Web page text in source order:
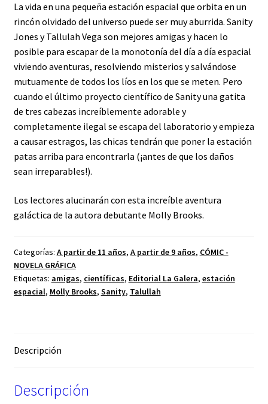
La vida en una pequeña estación espacial que orbita en un
rincón olvidado del universo puede ser muy aburrida. Sanity
Jones y Tallulah Vega son mejores amigas y hacen lo
posible para escapar de la monotonía del día a día espacial
viviendo aventuras, resolviendo misterios y salvándose
mutuamente de todos los líos en los que se meten. Pero
cuando el último proyecto científico de Sanity ­una gatita
de tres cabezas increíblemente adorable y
completamente ilegal­ se escapa del laboratorio y empieza
a causar estragos, las chicas tendrán que poner la estación
patas arriba para encontrarla (¡antes de que los daños
sean irreparables!).
Los lectores alucinarán con esta increíble aventura
galáctica de la autora debutante Molly Brooks.
Categorías: A partir de 11 años, A partir de 9 años, CÓMIC -
NOVELA GRÁFICA
Etiquetas: amigas, científicas, Editorial La Galera, estación
espacial, Molly Brooks, Sanity, Talullah
Descripción
Descripción